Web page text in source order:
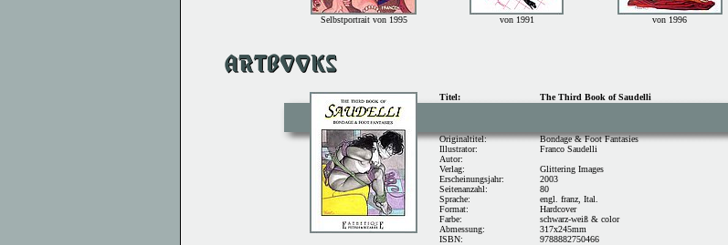
Selbstportrait von 1995 von 1991 von 1996
Titel: The Third Book of Saudelli
Originaltitel:
Illustrator:
Autor:
Verlag:
Bondage & Foot Fantasies
Franco Saudelli
Glittering Images
Erscheinungsjahr:
Seitenanzahl:
Sprache:
Format:
Farbe:
Abmessung:
ISBN:
2003
80
engl. franz, Ital.
Hardcover
schwarz-weiß & color
317x245mm
9788882750466